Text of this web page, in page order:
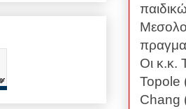
Οι κ.κ.
Topole
Chang